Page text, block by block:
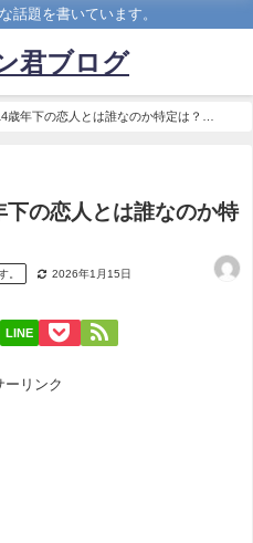
話題を書いています。
君ブログ
歳年下の恋人とは誰なのか特定は？
の恋人とは誰なのか特
。 2026年1月15日
LINE
ーリンク